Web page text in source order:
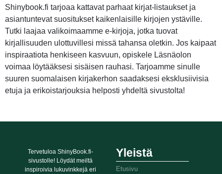
Shinybook.fi tarjoaa kattavat parhaat kirjat-listaukset ja
asiantuntevat suositukset kaikenlaisille kirjojen ystäville.
Tutki laajaa valikoimaamme e-kirjoja, jotka tuovat
kirjallisuuden ulottuvillesi missä tahansa oletkin. Jos kaipaat
inspiraatiota henkiseen kasvuun, opiskele Läsnäolon
voimaa löytääksesi sisäisen rauhasi. Tarjoamme sinulle
suuren suomalaisen kirjakerhon saadaksesi eksklusiivisia
etuja ja erikoistarjouksia helposti yhdeltä sivustolta!
Tervetuloa ShinyBook.fi-
sivustolle! Löydät meiltä
inspiroivia lukuvinkkejä eri
Yleistä
Etusivu